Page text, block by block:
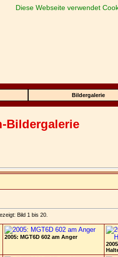
Bildergalerie
Bildergalerie
Bild 1 bis 20.
2005: MGT6D 602 am Anger
Diese Webseite verwendet